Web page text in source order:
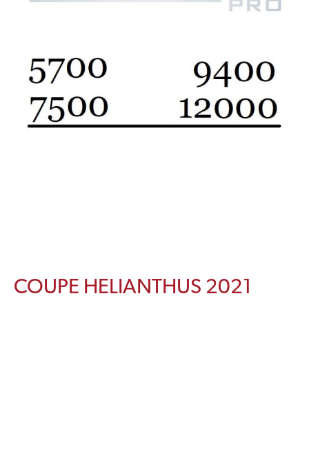
COUPE HELIANTHUS 2021